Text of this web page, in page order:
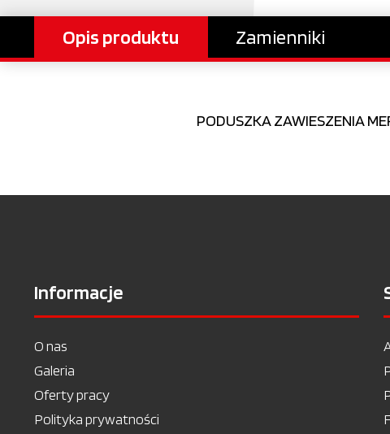
Opis produktu Zamienniki
PODUSZKA ZAWIESZENIA
Informacje
O nas
Galeria
Oferty pracy
Polityka prywatności